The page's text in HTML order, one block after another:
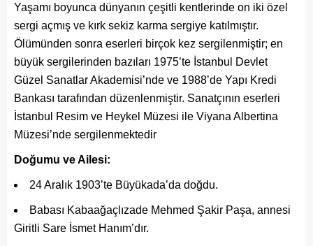
Yaşamı boyunca dünyanın çeşitli kentlerinde on iki özel
sergi açmış ve kırk sekiz karma sergiye katılmıştır.
Ölümünden sonra eserleri birçok kez sergilenmiştir; en
büyük sergilerinden bazıları 1975’te İstanbul Devlet
Güzel Sanatlar Akademisi’nde ve 1988’de Yapı Kredi
Bankası tarafından düzenlenmiştir. Sanatçının eserleri
İstanbul Resim ve Heykel Müzesi ile Viyana Albertina
Müzesi’nde sergilenmektedir
Doğumu ve Ailesi:
24 Aralık 1903’te Büyükada’da doğdu.
Babası Kabaağaçlızade Mehmed Şakir Paşa, annesi
Giritli Sare İsmet Hanım’dır.